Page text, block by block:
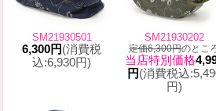
SM21930501
6,300円(消費税
込:6,930円)
SM21930202
定価6,300円のとこ
当店特別価格
円(消費税込
円)